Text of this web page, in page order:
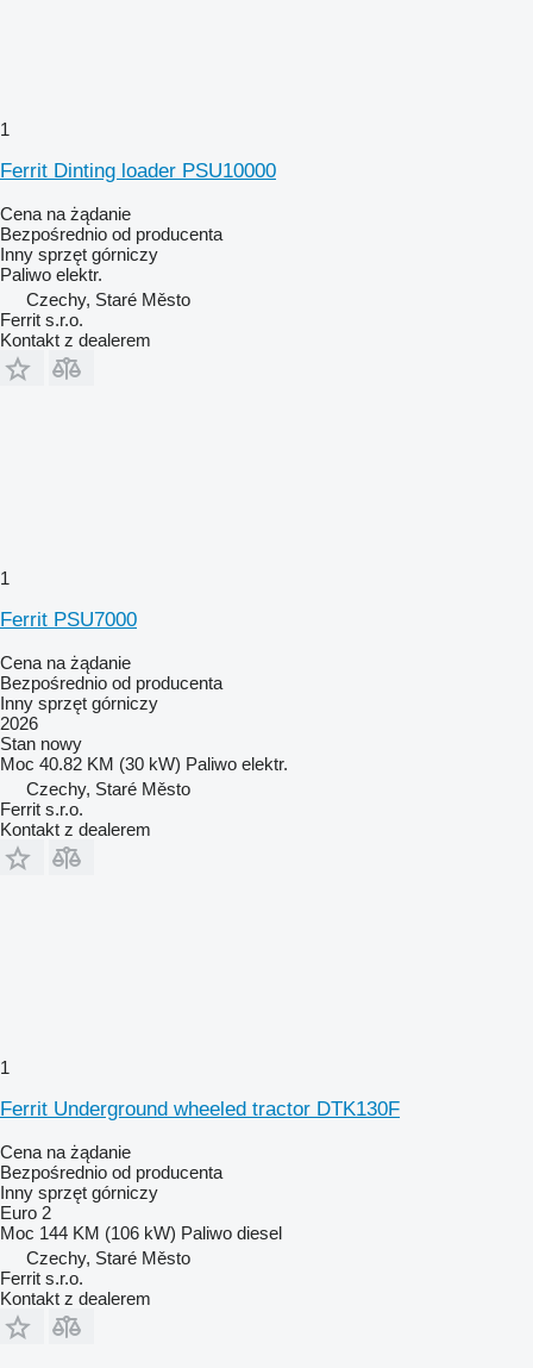
1
Ferrit Dinting loader PSU10000
Cena na żądanie
Bezpośrednio od producenta
Inny sprzęt górniczy
Paliwo elektr.
Czechy, Staré Město
Ferrit s.r.o.
Kontakt z dealerem
1
Ferrit PSU7000
Cena na żądanie
Bezpośrednio od producenta
Inny sprzęt górniczy
2026
Stan nowy
Moc 40.82 KM (30 kW) Paliwo elektr.
Czechy, Staré Město
Ferrit s.r.o.
Kontakt z dealerem
1
Ferrit Underground wheeled tractor DTK130F
Cena na żądanie
Bezpośrednio od producenta
Inny sprzęt górniczy
Euro 2
Moc 144 KM (106 kW) Paliwo diesel
Czechy, Staré Město
Ferrit s.r.o.
Kontakt z dealerem